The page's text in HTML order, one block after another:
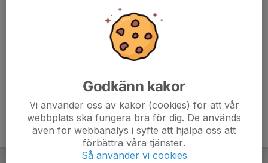
Godkänn kakor
Vi använder oss av kakor (cookies) för att vår
webbplats ska fungera bra för dig. De används
även för webbanalys i syfte att hjälpa oss att
förbättra våra tjänster.
Så använder vi cookies